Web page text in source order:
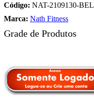
Código: NAT-2109130-BEL
Marca: Nath Fitness
Grade de Produtos